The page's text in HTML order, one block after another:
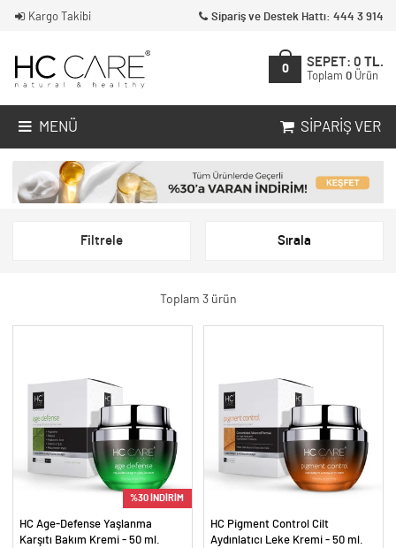
Kargo Takibi Sipariş ve Destek Hattı: 444 3 914
0
SEPET: 0 TL.
Toplam 0 Ürün
MENÜ SIPARIŞ VER
Filtrele Sırala
Toplam 3 ürün
%30 İNDİRİM
HC Age-Defense Yaşlanma
Karşıtı Bakım Kremi - 50 ml.
HC Pigment Control Cilt
Aydınlatıcı Leke Kremi - 50 ml.